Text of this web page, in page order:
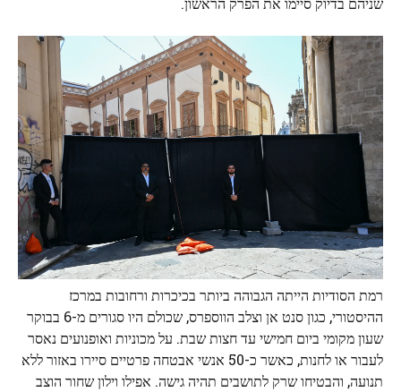
רמת הסודיות הייתה הגבוהה ביותר בכיכרות ורחובות במרכז
ההיסטורי, כגון סנט אן וצלב הווספרס, שכולם היו סגורים מ-6 בבוקר
שעון מקומי ביום חמישי עד חצות שבת. על מכוניות ואופנועים נאסר
לעבור או לחנות, כאשר כ-50 אנשי אבטחה פרטיים סיירו באזור ללא
תנועה, והבטיחו שרק לתושבים תהיה גישה. אפילו וילון שחור הוצב